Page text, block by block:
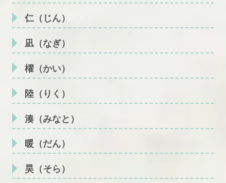
仁（じん）
凪（なぎ）
櫂（かい）
陸（りく）
湊（みなと）
暖（だん）
昊（そら）